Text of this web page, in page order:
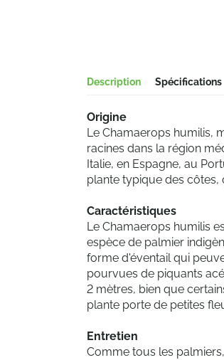
Description Spécifications
Origine
Le Chamaerops humilis,
racines dans la région
Italie, en Espagne, au
plante typique des côtes,
Caractéristiques
Le Chamaerops humilis
espèce de palmier
forme d'éventail qui
pourvues de piquants
2 mètres, bien que
plante porte de petites
Entretien
Comme tous les